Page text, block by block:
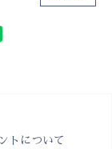
トについて